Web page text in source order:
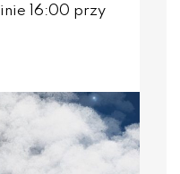
16:00 przy